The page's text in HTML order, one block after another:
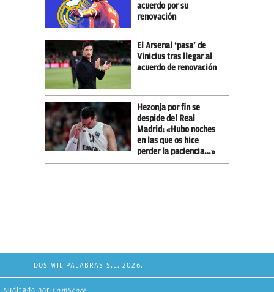
acuerdo por su
renovación
El Arsenal ‘pasa’ de
Vinicius tras llegar al
acuerdo de renovación
Hezonja por fin se
despide del Real
Madrid: «Hubo noches
en las que os hice
perder la paciencia…»
DOS MIL PALABRAS S.L. 2026.
Auditado por ComScore